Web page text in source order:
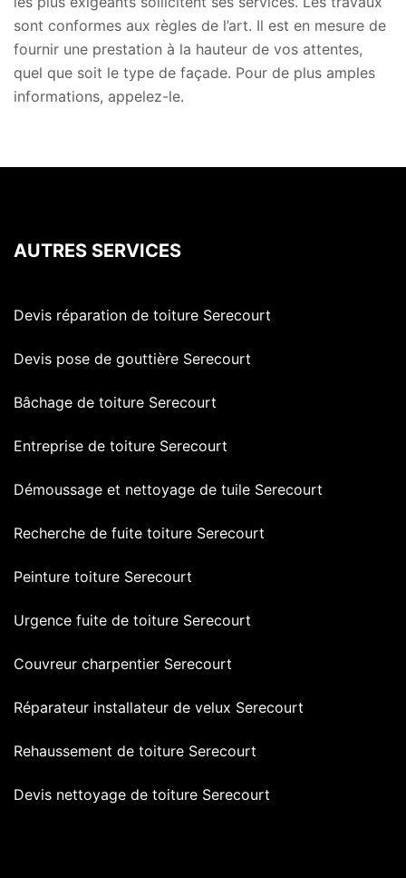
sont conformes aux règles de l’art. Il est en mesure de
fournir une prestation à la hauteur de vos attentes,
quel que soit le type de façade. Pour de plus amples
informations, appelez-le.
AUTRES SERVICES
Devis réparation de toiture Serecourt
Devis pose de gouttière Serecourt
Bâchage de toiture Serecourt
Entreprise de toiture Serecourt
Démoussage et nettoyage de tuile Serecourt
Recherche de fuite toiture Serecourt
Peinture toiture Serecourt
Urgence fuite de toiture Serecourt
Couvreur charpentier Serecourt
Réparateur installateur de velux Serecourt
Rehaussement de toiture Serecourt
Devis nettoyage de toiture Serecourt